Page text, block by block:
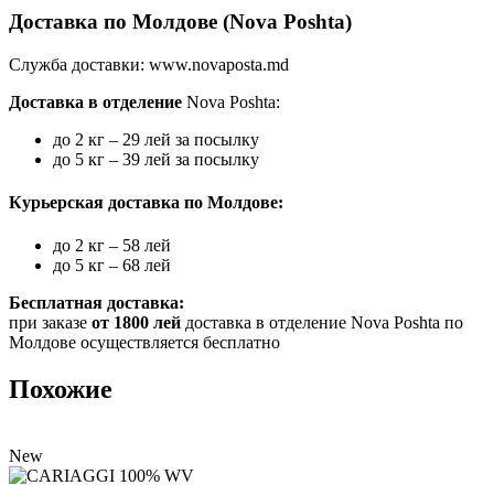
Доставка по Молдове (Nova Poshta)
Служба доставки: www.novaposta.md
Доставка в отделение Nova Poshta:
до 2 кг – 29 лей за посылку
до 5 кг – 39 лей за посылку
Курьерская доставка по Молдове:
до 2 кг – 58 лей
до 5 кг – 68 лей
Бесплатная доставка:
при заказе от 1800 лей доставка в отделение Nova Poshta по
Молдове осуществляется бесплатно
Похожие
New